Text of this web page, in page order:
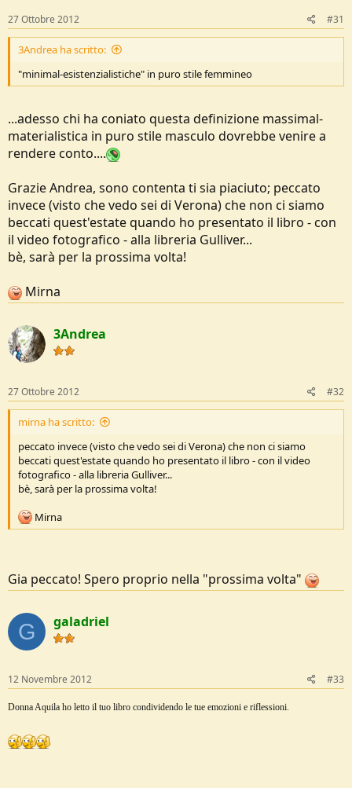
27 Ottobre 2012 #31
3Andrea ha scritto:
"minimal-esistenzialistiche" in puro stile femmineo
...adesso chi ha coniato questa definizione massimal-
materialistica in puro stile masculo dovrebbe venire a
rendere conto....
Grazie Andrea, sono contenta ti sia piaciuto; peccato
invece (visto che vedo sei di Verona) che non ci siamo
beccati quest'estate quando ho presentato il libro - con
il video fotografico - alla libreria Gulliver...
bè, sarà per la prossima volta!
Mirna
3Andrea
27 Ottobre 2012 #32
mirna ha scritto:
peccato invece (visto che vedo sei di Verona) che non ci siamo
beccati quest'estate quando ho presentato il libro - con il video
fotografico - alla libreria Gulliver...
bè, sarà per la prossima volta!
Mirna
Gia peccato! Spero proprio nella "prossima volta"
G galadriel
12 Novembre 2012 #33
Donna Aquila ho letto il tuo libro condividendo le tue emozioni e riflessioni.